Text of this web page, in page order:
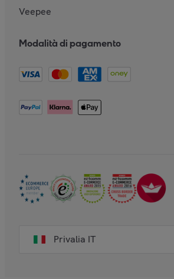
Veepee
Modalità di pagamento
Privalia IT